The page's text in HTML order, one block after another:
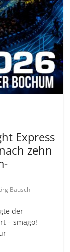
Express
zehn
Bausch
der
– smago!